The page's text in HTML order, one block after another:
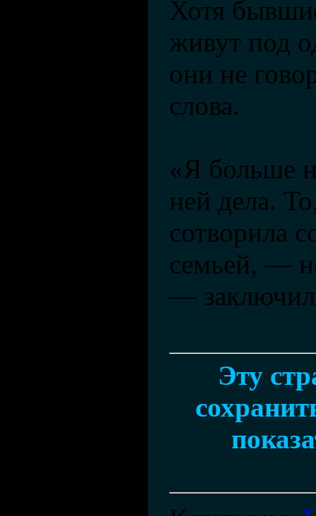
Хотя
живут под
они не
слова.
«Я больше
ней дела.
сотворила
семьей, —
—
Эту